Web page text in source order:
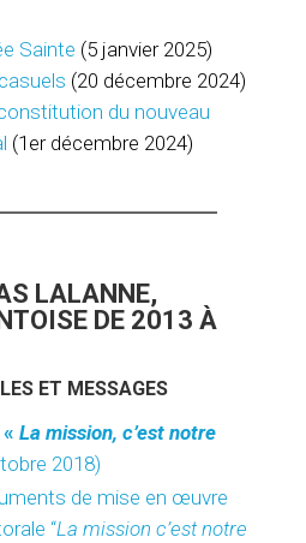
Sainte (5 janvier 2025)
(20 décembre 2024)
du nouveau
(1er décembre 2024)
LALANNE,
DE 2013 À
ET MESSAGES
La mission, c’est notre
2018)
de mise en œuvre
“La mission c’est notre